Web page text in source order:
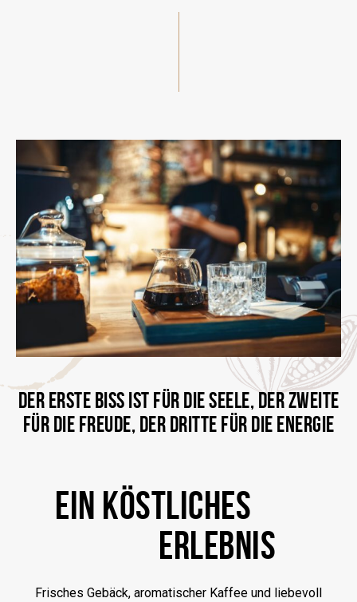
DER ERSTE BISS IST FÜR DIE SEELE, DER ZWEITE
FÜR DIE FREUDE, DER DRITTE FÜR DIE ENERGIE
EIN KÖSTLICHES
ERLEBNIS
Frisches Gebäck, aromatischer Kaffee und liebevoll